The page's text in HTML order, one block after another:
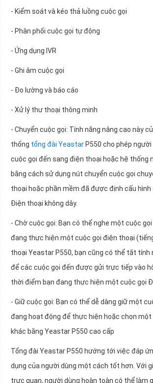
- Kiểm soát và kéo thả luồng cuộc gọi
- Phân phối cuộc gọi tự động
- Ứng dụng IVR
- Ghi âm cuộc gọi
- Đo lường và báo cáo
- Xử lý thư thoại thông minh
- Chuyển cuộc gọi: Tính năng nâng cao này
thống tổng đài Yeastar P550 cho phép
cuộc gọi đến sang điện thoại hoặc hệ thống
bằng cách sử dụng nút chuyển cuộc gọi
thoại hoặc phần mềm đã được định cấu
Điện thoại không dây.
- Chờ cuộc gọi: Bạn có thể nghe một cuộc
đang thực hiện một cuộc gọi điện thoại
thoại Yeastar P550, bạn cũng có thể tắt tính
để các cuộc gọi đến được gửi trực tiếp vào
thời điểm bạn đang thực hiện một cuộc gọi
- Giữ cuộc gọi: Bạn có thể dễ dàng giữ một
đang hoạt động để thực hiện hoặc chọn một
khác bằng Yeastar P550 cao cấp
Tổng đài Yeastar P550 hướng tới việc đáp
dụng của người dùng một cách tốt hơn. Với
trực quan, người dùng hoàn toàn có thể làm